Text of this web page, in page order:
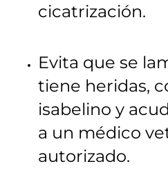
cicatrización.
Evita que se
tiene heridas,
isabelino y
a un médico
autorizado.